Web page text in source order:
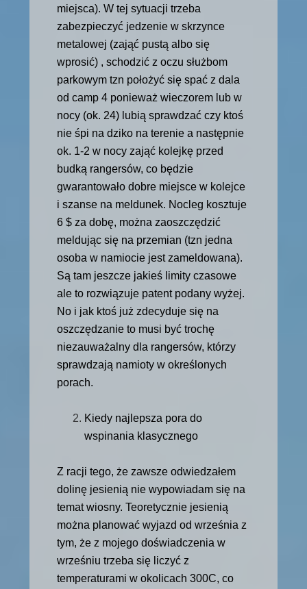
miejsca). W tej sytuacji trzeba
zabezpieczyć jedzenie w skrzynce
metalowej (zająć pustą albo się
wprosić) , schodzić z oczu służbom
parkowym tzn położyć się spać z dala
od camp 4 ponieważ wieczorem lub w
nocy (ok. 24) lubią sprawdzać czy ktoś
nie śpi na dziko na terenie a następnie
ok. 1-2 w nocy zająć kolejkę przed
budką rangersów, co będzie
gwarantowało dobre miejsce w kolejce
i szanse na meldunek. Nocleg kosztuje
6 $ za dobę, można zaoszczędzić
meldując się na przemian (tzn jedna
osoba w namiocie jest zameldowana).
Są tam jeszcze jakieś limity czasowe
ale to rozwiązuje patent podany wyżej.
No i jak ktoś już zdecyduje się na
oszczędzanie to musi być trochę
niezauważalny dla rangersów, którzy
sprawdzają namioty w określonych
porach.
Kiedy najlepsza pora do
wspinania klasycznego
Z racji tego, że zawsze odwiedzałem
dolinę jesienią nie wypowiadam się na
temat wiosny. Teoretycznie jesienią
można planować wyjazd od września z
tym, że z mojego doświadczenia w
wrześniu trzeba się liczyć z
temperaturami w okolicach 300C, co